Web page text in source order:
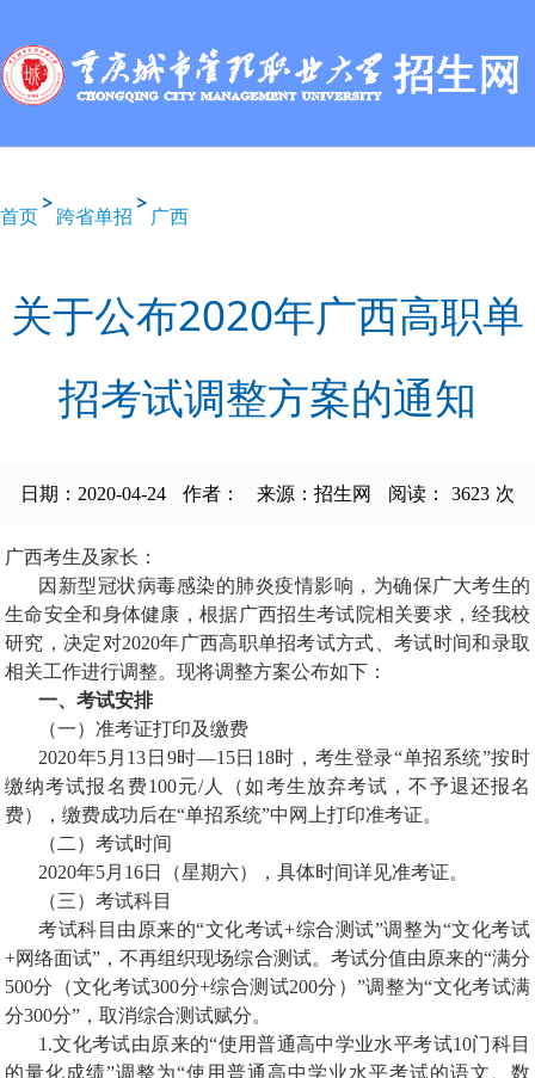
首页 跨省单招 广西
关于公布2020年广西高职单
招考试调整方案的通知
日期：2020-04-24 作者： 来源：招生网 阅读： 3623 次
广西考生及家长：
因新型冠状病毒感染的肺炎疫情影响，为确保广大考生的
生命安全和身体健康，根据广西招生考试院相关要求，经我校
研究，决定对2020年广西高职单招考试方式、考试时间和录取
相关工作进行调整。现将调整方案公布如下：
一、考试安排
（一）准考证打印及缴费
2020年5 月 13 日 9时—15日 18时，考生登录“单招系统”按时
缴纳考试报名费100元/人（如考生放弃考试，不予退还报名
费），缴费成功后在“单招系统”中网上打印准考证。
（二）考试时间
2020年5月 16日（星期六），具体时间详见准考证。
（三）考试科目
考试科目由原来的“文化考试+综合测试”调整为“文化考试
+网络面试”，不再组织现场综合测试。考试分值由原来的“满分
500分（文化考试300分+综合测试200分）”调整为“文化考试满
分300分”，取消综合测试赋分。
1.文化考试由原来的“使用普通高中学业水平考试10门科目
的量化成绩”调整为“使用普通高中学业水平考试的语文、数